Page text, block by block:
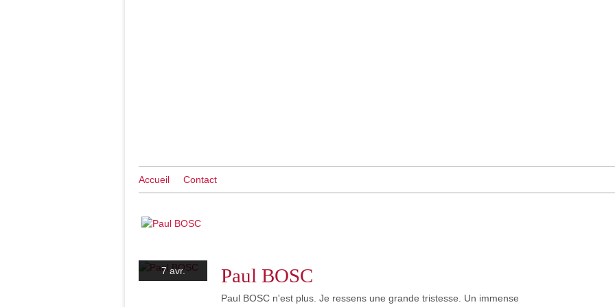
Accueil Contact
7 avr. Paul BOSC
Paul BOSC n'est plus. Je ressens une grande tristesse. Un immense